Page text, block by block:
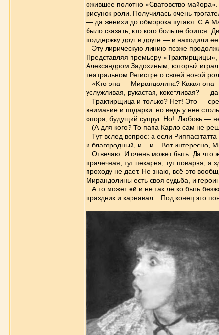
ожившее полотно «Сватовство майора».
рисунок роли. Получилась очень
— да женихи до обморока пугают. С
было сказать, кто кого больше боится.
поддержку друг в друге — и находили
Эту лирическую линию позже
Представляя премьеру «Трактирщицы»,
Александром Задохиным, который
театральном Регистре о своей новой
«Кто она — Мирандолина? Какая она
услужливая, рукастая, кокетливая? —
Трактирщица и только? Нет! Это —
внимание и подарки, но ведь у нее
опора, будущий супруг. Но!! Любовь —
(А для кого? То папа Карло сам не
Тут вслед вопрос: а если Риппафтатта
и благородный, и... и... Вот интересно,
Отвечаю: И очень может быть. Да что
прачечная, тут пекарня, тут поварня,
проходу не дает. Не знаю, всё это
Мирандолины есть своя судьба, и
А то может ей и не так легко быть
праздник и карнавал... Под конец это